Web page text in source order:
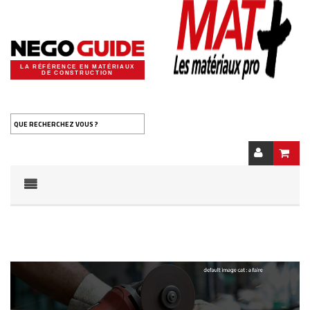
LA RÉFÉRENCE EN MATÉRIAUX
DE CONSTRUCTION
QUE RECHERCHEZ VOUS ?